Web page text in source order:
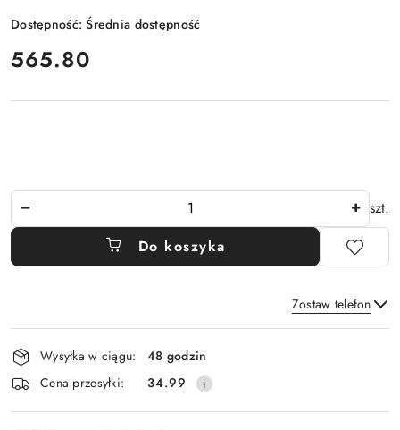
Dostępność:Średnia dostępność
cena:
565.80
szt.
Do koszyka
Zostaw telefon
Wyślij
Dostępność
i
dostawa
Wysyłka w ciągu:
48 godzin
Cena przesyłki:
34.99